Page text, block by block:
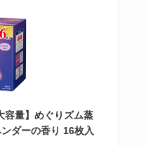
容量】めぐりズム蒸
ダーの香り 16枚入